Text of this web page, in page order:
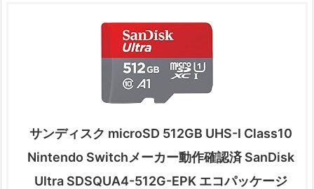
サンディスク microSD 512GB UHS-I Class10
Nintendo Switchメーカー動作確認済 SanDisk
Ultra SDSQUA4-512G-EPK エコパッケージ